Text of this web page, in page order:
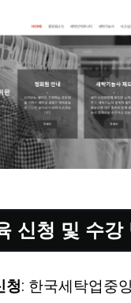
신청 및 수강
청: 한국세탁업중